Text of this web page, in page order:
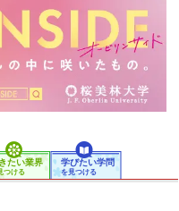
たい業界
つける
学びたい学問
を見つける